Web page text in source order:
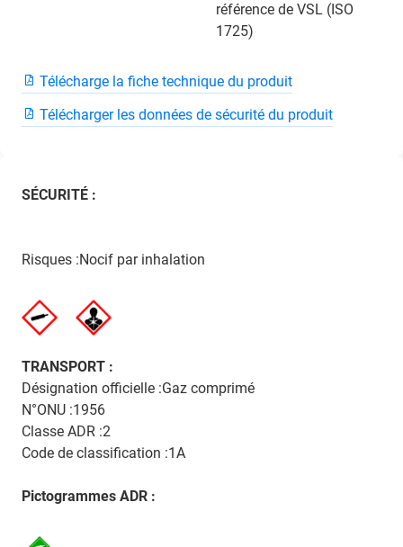
référence de VSL (ISO
1725)
Télécharge la fiche technique du produit
Télécharger les données de sécurité du produit
SÉCURITÉ :
Risques :Nocif par inhalation
TRANSPORT :
Désignation officielle :Gaz comprimé
N°ONU :1956
Classe ADR :2
Code de classification :1A
Pictogrammes ADR :